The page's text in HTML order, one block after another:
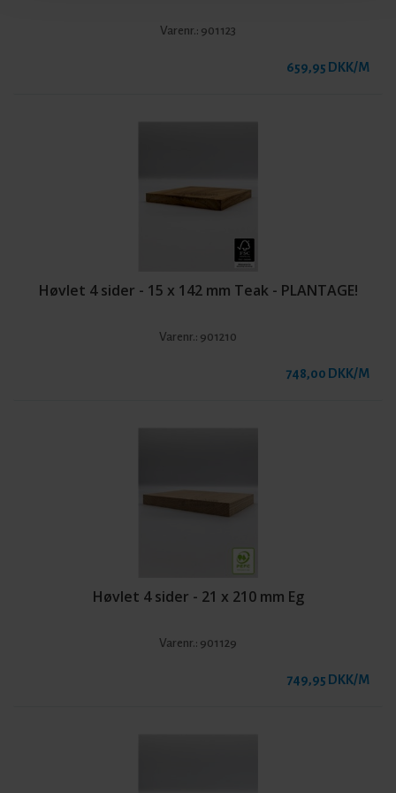
Varenr.: 901123
659,95 DKK/M
Høvlet 4 sider - 15 x 142 mm Teak - PLANTAGE!
Varenr.: 901210
748,00 DKK/M
Høvlet 4 sider - 21 x 210 mm Eg
Varenr.: 901129
749,95 DKK/M